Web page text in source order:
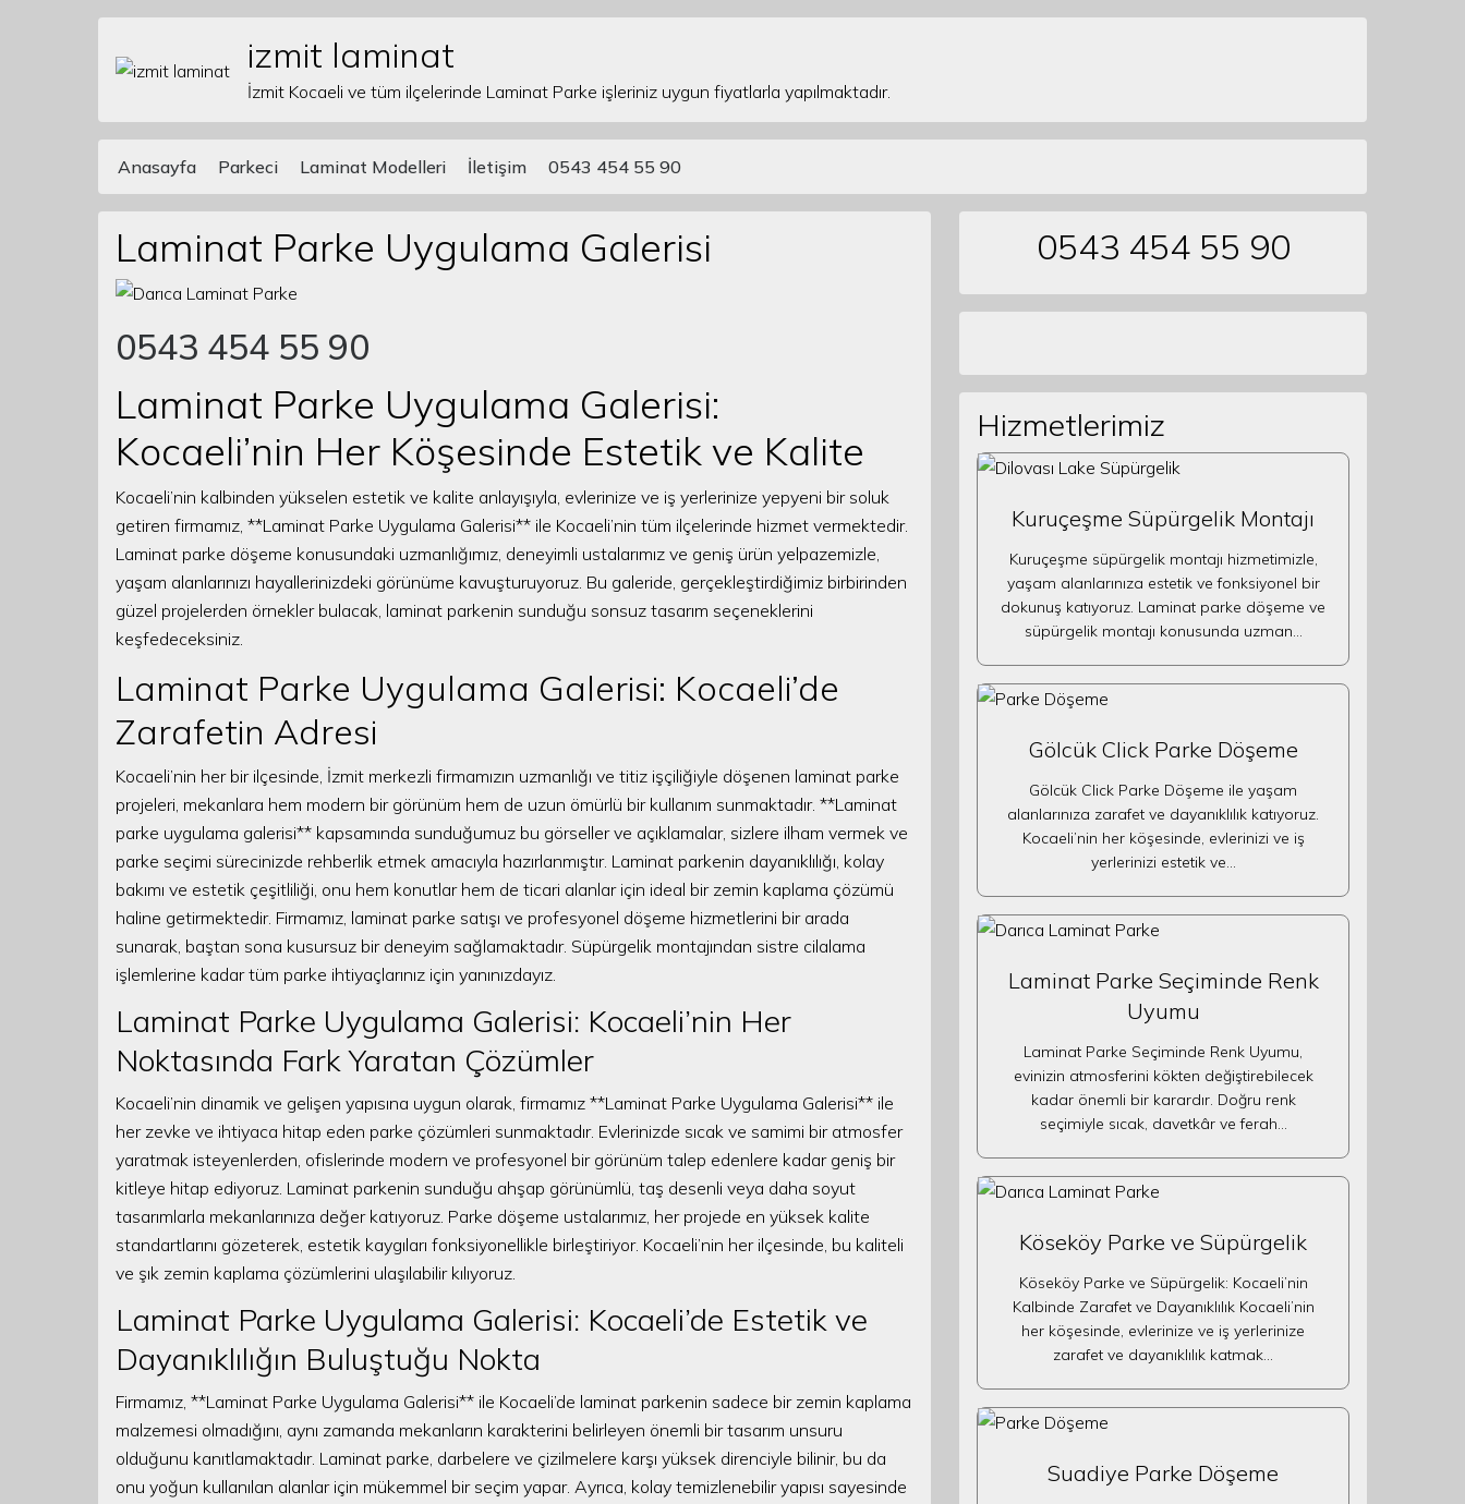
Skip to content izmit laminat
İzmit Kocaeli ve tüm ilçelerinde Laminat Parke işleriniz uygun fiyatlarla yapılmaktadır.
Main Navigation
Anasayfa Parkeci Laminat Modelleri İletişim 0543 454 55 90
Laminat Parke Uygulama Galerisi
0543 454 55 90
Laminat Parke Uygulama Galerisi:
Kocaeli’nin Her Köşesinde Estetik ve Kalite
Kocaeli’nin kalbinden yükselen estetik ve kalite anlayışıyla, evlerinize ve iş yerlerinize yepyeni bir soluk
getiren firmamız, **Laminat Parke Uygulama Galerisi** ile Kocaeli’nin tüm ilçelerinde hizmet vermektedir.
Laminat parke döşeme konusundaki uzmanlığımız, deneyimli ustalarımız ve geniş ürün yelpazemizle,
yaşam alanlarınızı hayallerinizdeki görünüme kavuşturuyoruz. Bu galeride, gerçekleştirdiğimiz birbirinden
güzel projelerden örnekler bulacak, laminat parkenin sunduğu sonsuz tasarım seçeneklerini
keşfedeceksiniz.
Laminat Parke Uygulama Galerisi: Kocaeli’de
Zarafetin Adresi
Kocaeli’nin her bir ilçesinde, İzmit merkezli firmamızın uzmanlığı ve titiz işçiliğiyle döşenen laminat parke
projeleri, mekanlara hem modern bir görünüm hem de uzun ömürlü bir kullanım sunmaktadır. **Laminat
parke uygulama galerisi** kapsamında sunduğumuz bu görseller ve açıklamalar, sizlere ilham vermek ve
parke seçimi sürecinizde rehberlik etmek amacıyla hazırlanmıştır. Laminat parkenin dayanıklılığı, kolay
bakımı ve estetik çeşitliliği, onu hem konutlar hem de ticari alanlar için ideal bir zemin kaplama çözümü
haline getirmektedir. Firmamız, laminat parke satışı ve profesyonel döşeme hizmetlerini bir arada
sunarak, baştan sona kusursuz bir deneyim sağlamaktadır. Süpürgelik montajından sistre cilalama
işlemlerine kadar tüm parke ihtiyaçlarınız için yanınızdayız.
Laminat Parke Uygulama Galerisi: Kocaeli’nin Her
Noktasında Fark Yaratan Çözümler
Kocaeli’nin dinamik ve gelişen yapısına uygun olarak, firmamız **Laminat Parke Uygulama Galerisi** ile
her zevke ve ihtiyaca hitap eden parke çözümleri sunmaktadır. Evlerinizde sıcak ve samimi bir atmosfer
yaratmak isteyenlerden, ofislerinde modern ve profesyonel bir görünüm talep edenlere kadar geniş bir
kitleye hitap ediyoruz. Laminat parkenin sunduğu ahşap görünümlü, taş desenli veya daha soyut
tasarımlarla mekanlarınıza değer katıyoruz. Parke döşeme ustalarımız, her projede en yüksek kalite
standartlarını gözeterek, estetik kaygıları fonksiyonellikle birleştiriyor. Kocaeli’nin her ilçesinde, bu kaliteli
ve şık zemin kaplama çözümlerini ulaşılabilir kılıyoruz.
Laminat Parke Uygulama Galerisi: Kocaeli’de Estetik ve
Dayanıklılığın Buluştuğu Nokta
Firmamız, **Laminat Parke Uygulama Galerisi** ile Kocaeli’de laminat parkenin sadece bir zemin kaplama
malzemesi olmadığını, aynı zamanda mekanların karakterini belirleyen önemli bir tasarım unsuru
olduğunu kanıtlamaktadır. Laminat parke, darbelere ve çizilmelere karşı yüksek direnciyle bilinir, bu da
onu yoğun kullanılan alanlar için mükemmel bir seçim yapar. Ayrıca, kolay temizlenebilir yapısı sayesinde
0543 454 55 90
Hizmetlerimiz
Kuruçeşme Süpürgelik Montajı
Kuruçeşme süpürgelik montajı hizmetimizle,
yaşam alanlarınıza estetik ve fonksiyonel bir
dokunuş katıyoruz. Laminat parke döşeme ve
süpürgelik montajı konusunda uzman…
Gölcük Click Parke Döşeme
Gölcük Click Parke Döşeme ile yaşam
alanlarınıza zarafet ve dayanıklılık katıyoruz.
Kocaeli’nin her köşesinde, evlerinizi ve iş
yerlerinizi estetik ve…
Laminat Parke Seçiminde Renk
Uyumu
Laminat Parke Seçiminde Renk Uyumu,
evinizin atmosferini kökten değiştirebilecek
kadar önemli bir karardır. Doğru renk
seçimiyle sıcak, davetkâr ve ferah…
Köseköy Parke ve Süpürgelik
Köseköy Parke ve Süpürgelik: Kocaeli’nin
Kalbinde Zarafet ve Dayanıklılık Kocaeli’nin
her köşesinde, evlerinize ve iş yerlerinize
zarafet ve dayanıklılık katmak…
Suadiye Parke Döşeme